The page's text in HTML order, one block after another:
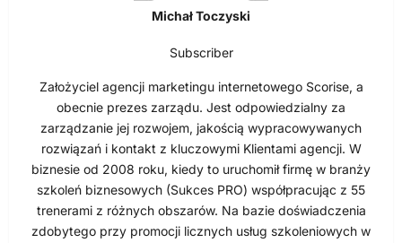
Michał Toczyski
Subscriber
Założyciel agencji marketingu internetowego Scorise, a
obecnie prezes zarządu. Jest odpowiedzialny za
zarządzanie jej rozwojem, jakością wypracowywanych
rozwiązań i kontakt z kluczowymi Klientami agencji. W
biznesie od 2008 roku, kiedy to uruchomił firmę w branży
szkoleń biznesowych (Sukces PRO) współpracując z 55
trenerami z różnych obszarów. Na bazie doświadczenia
zdobytego przy promocji licznych usług szkoleniowych w